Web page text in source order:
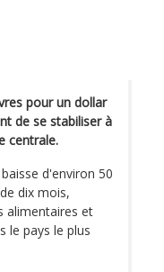
pour un dollar
de se stabiliser à
centrale.
d'environ 50
dix mois,
alimentaires et
le pays le plus